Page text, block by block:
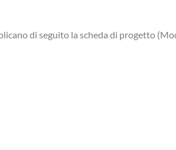
di seguito la scheda di progetto